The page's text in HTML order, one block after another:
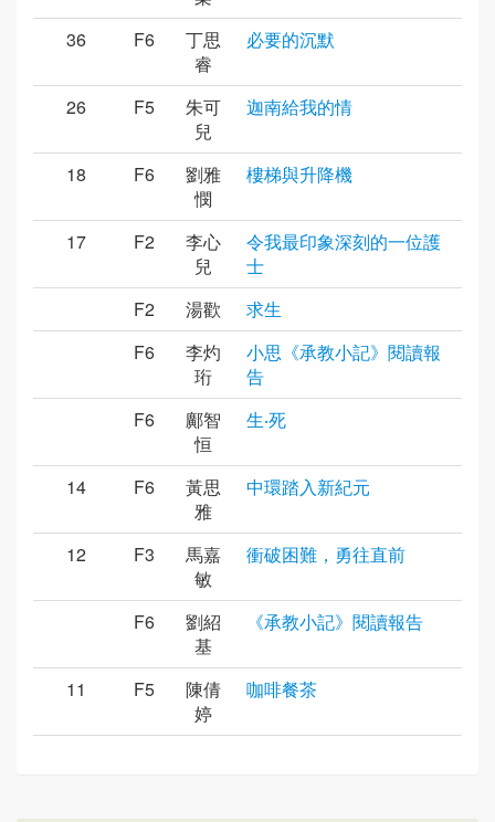
36
F6
丁思
睿
必要的沉默
26 F5
朱可
兒
迦南給我的情
18 F6
劉雅
憫
樓梯與升降機
17 F2
李心
兒
令我最印象深刻的一位護
士
F2
湯歡
求生
F6
李灼
珩
小思《承教小記》閱讀報
告
F6
鄺智
恒
生‧死
14 F6
黃思
雅
中環踏入新紀元
12 F3
馬嘉
敏
衝破困難，勇往直前
F6
劉紹
基
《承教小記》閱讀報告
11 F5
陳倩
婷
咖啡餐茶